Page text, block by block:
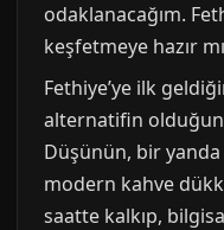
odaklanacağım.
keşfetmeye hazır
Fethiye’ye ilk
alternatifin
Düşünün, bir
modern kahve
saatte kalkıp,